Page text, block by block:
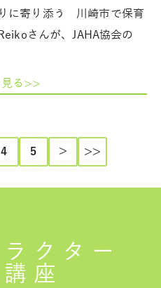
に寄り添う 川崎市で保育
さんが、JAHA協会の
見る>>
4 5 ＞ >>
クター
座